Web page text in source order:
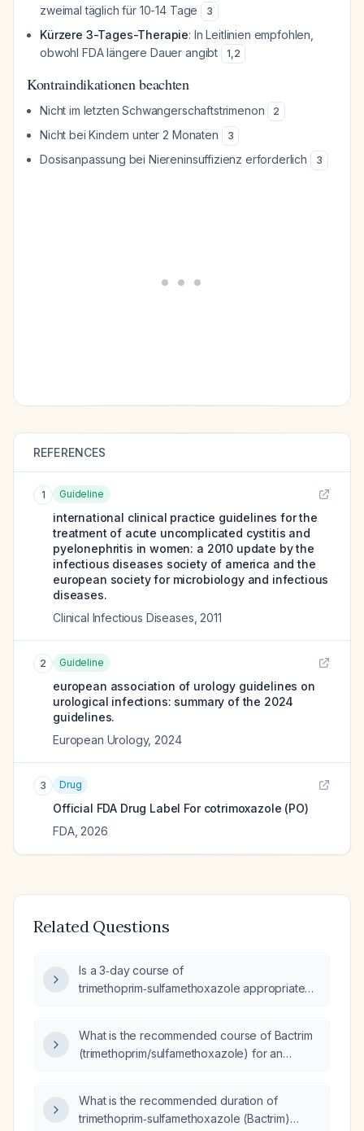
zweimal täglich für 10-14 Tage
3
Kürzere 3-Tages-Therapie: In Leitlinien empfohlen,
obwohl FDA längere Dauer angibt
1,2
Kontraindikationen beachten
Nicht im letzten Schwangerschaftstrimenon 2
Nicht bei Kindern unter 2 Monaten 3
Dosisanpassung bei Niereninsuffizienz erforderlich 3
REFERENCES
1 Guideline
international clinical practice guidelines for the
treatment of acute uncomplicated cystitis and
pyelonephritis in women: a 2010 update by the
infectious diseases society of america and the
european society for microbiology and infectious
diseases.
Clinical Infectious Diseases 2011
2 Guideline
european association of urology guidelines on
urological infections: summary of the 2024
guidelines.
European Urology, 2024
3 Drug
Official FDA Drug Label For cotrimoxazole (PO)
FDA, 2026
Related Questions
Is a 3‑day course of
trimethoprim‑sulfamethoxazole appropriate
adult?
What is the recommended course of Bactrim
(trimethoprim/sulfamethoxazole) for an
What is the recommended duration of
trimethoprim‑sulfamethoxazole (Bactrim)